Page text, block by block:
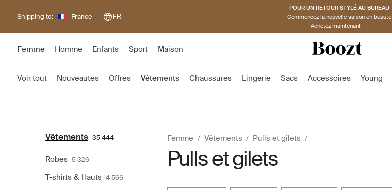
Shipping to: France FR
POUR UN RETOUR STYLÉ AU BUREAU
Commencez la nouvelle saison en beauté
Achetez maintenant →
Femme Homme Enfants Sport Maison
Voir tout Nouveautes Offres Vêtements Chaussures Lingerie Sacs Accessoires Young
Vêtements 35 444
Robes 5 326
T-shirts & Hauts 4 566
Femme Vêtements Pulls et gilets
Pulls et gilets